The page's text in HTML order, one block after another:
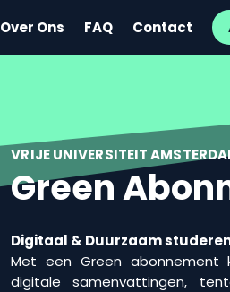
Over Ons FAQ Contact
VRIJE UNIVERSITEIT
Green
Digitaal & Duurzaam
Met een Green
digitale samenvattingen,